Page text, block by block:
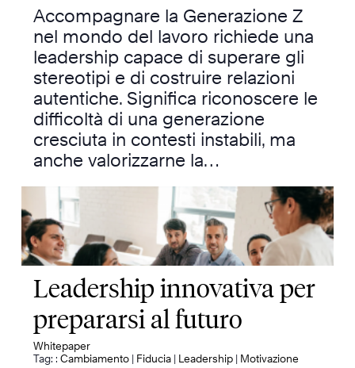
Accompagnare la Generazione Z
nel mondo del lavoro richiede una
leadership capace di superare gli
stereotipi e di costruire relazioni
autentiche. Significa riconoscere le
difficoltà di una generazione
cresciuta in contesti instabili, ma
anche valorizzarne la…
Leadership innovativa per
prepararsi al futuro
Whitepaper
Tag: : Cambiamento | Fiducia | Leadership | Motivazione